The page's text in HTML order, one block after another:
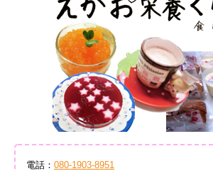
電話： 080-1903-8951